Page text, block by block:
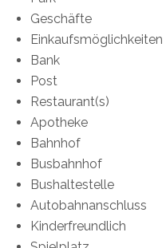
Geschäfte
Einkaufsmöglichkeiten
Bank
Post
Restaurant(s)
Apotheke
Bahnhof
Busbahnhof
Bushaltestelle
Autobahnanschluss
Kinderfreundlich